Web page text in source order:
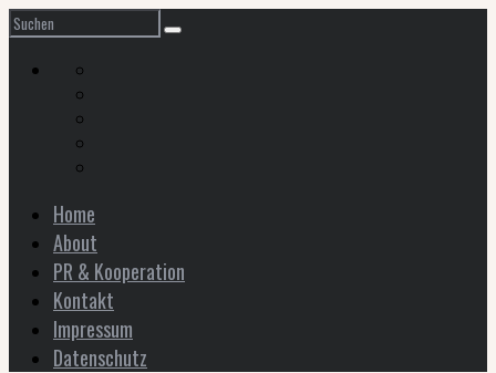
Home
About
PR & Kooperation
Kontakt
Impressum
Datenschutz